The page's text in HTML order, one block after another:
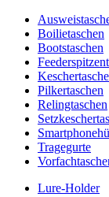
Boilietaschen
Bootstaschen
Pilkertaschen
Relingtaschen
Tragegurte
Lure-Holder